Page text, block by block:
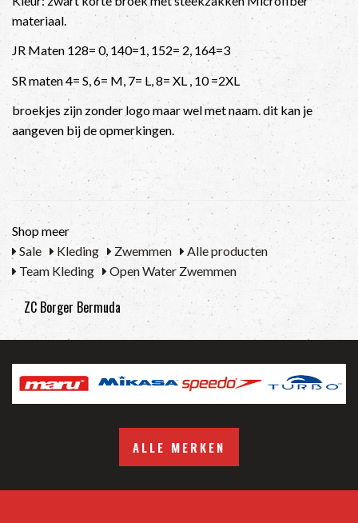
materiaal.
JR Maten 128= 0, 140=1, 152= 2, 164=3
SR maten 4= S, 6= M, 7= L, 8= XL , 10 =2XL
broekjes zijn zonder logo maar wel met naam. dit kan je
aangeven bij de opmerkingen.
Shop meer
Sale
Kleding Zwemmen
Alle producten
Team Kleding
Open Water Zwemmen
ZC Borger Bermuda
ALLE MERKEN